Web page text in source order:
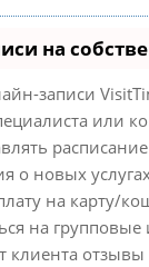
на
записи
или
о новых
на карту/
на
отзывы